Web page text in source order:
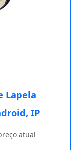
Lapela
IP
atual